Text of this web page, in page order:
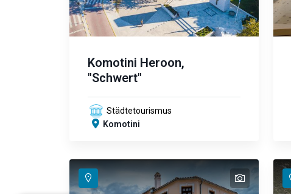
Komotini Heroon,
"Schwert"
Städtetourismus
Komotini
text
text